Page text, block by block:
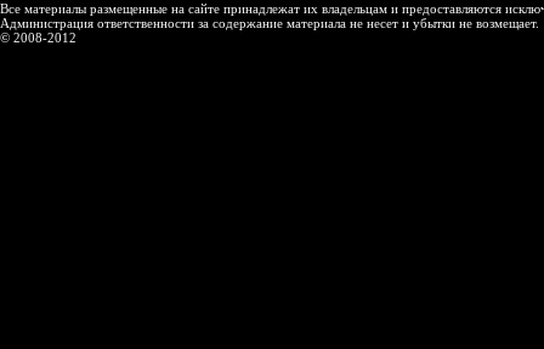
Все материалы размещенные на сайте принадлежат их владельцам и предоставляются
Администрация ответственности за содержание материала не несет и убытки не возмещает.
© 2008-2012